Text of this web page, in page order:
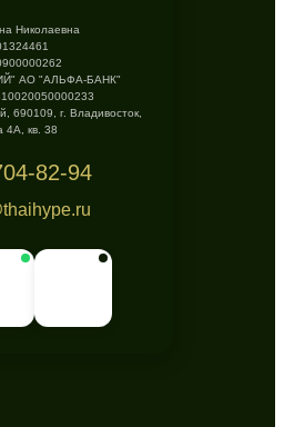
Николаевна
АО "АЛЬФА-БАНК"
690109, г. Владивосток,
4А, кв. 38
82-94